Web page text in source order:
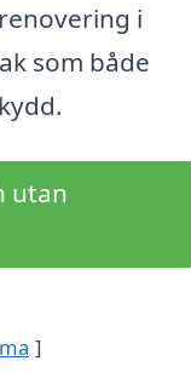
i
som både
utan